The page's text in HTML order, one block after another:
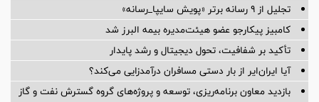
تجلیل از ۹ رسانه برتر «پویش سایپا_رسانه»
کامبیز پیکارجو عضو هیئت‌مدیره بيمه البرز شد
تأکید بر شفافیت، تحول دیجیتال و رشد پایدار
آیا ایران‌ایر از بار دستی مسافران درآمدزایی می‌کند؟
بازدید معاون برنامه‌ریزی، توسعه و پروژه‌های گروه گسترش نفت و گاز